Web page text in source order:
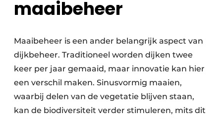
maaibeheer
Maaibeheer is een ander belangrijk aspect van
dijkbeheer. Traditioneel worden dijken twee
keer per jaar gemaaid, maar innovatie kan hier
een verschil maken. Sinusvormig maaien,
waarbij delen van de vegetatie blijven staan,
kan de biodiversiteit verder stimuleren, mits dit